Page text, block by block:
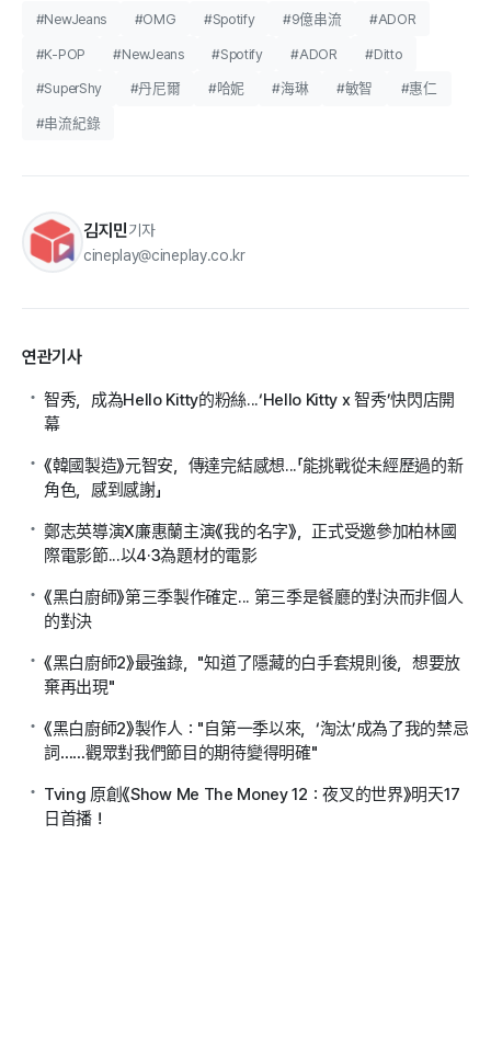
#NewJeans #OMG #Spotify #9億串流 #ADOR
#K-POP #NewJeans #Spotify #ADOR #Ditto
#SuperShy #丹尼爾 #哈妮 #海琳 #敏智 #惠仁
#串流紀錄
김지민기자
cineplay@cineplay.co.kr
연관기사
智秀，成為Hello Kitty的粉絲...‘Hello Kitty x 智秀’快閃店開
幕
《韓國製造》元智安，傳達完結感想...「能挑戰從未經歷過的新
角色，感到感謝」
鄭志英導演X廉惠蘭主演《我的名字》，正式受邀參加柏林國
際電影節...以4·3為題材的電影
《黑白廚師》第三季製作確定... 第三季是餐廳的對決而非個人
的對決
《黑白廚師2》最強錄，"知道了隱藏的白手套規則後，想要放
棄再出現"
《黑白廚師2》製作人："自第一季以來，‘淘汰’成為了我的禁忌
詞……觀眾對我們節目的期待變得明確"
Tving 原創《Show Me The Money 12：夜叉的世界》明天17
日首播！